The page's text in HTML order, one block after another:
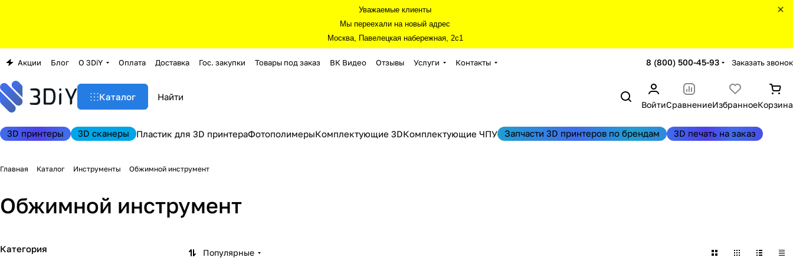
Уважаемые клиенты
Мы переехали на новый адрес
Москва, Павелецкая набережная, 2с1
Акции Блог О 3DiY Оплата Доставка Гос. закупки Товары под заказ ВК Видео Отзывы Услуги Контакты 8 (800) 500-45-93 Заказать звонок
Каталог
ВойтиСравнениеИзбранноеКорзина
3D принтеры 3D сканеры Пластик для 3D принтераФотополимерыКомплектующие 3DКомплектующие ЧПУ Запчасти 3D принтеров по брендам 3D печать на заказ
Главная Каталог Инструменты Обжимной инструмент
Обжимной инструмент
Популярные
Категория